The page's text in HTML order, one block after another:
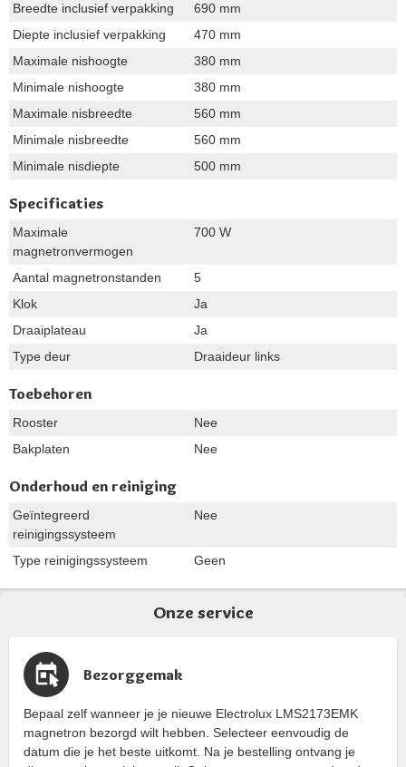
Breedte inclusief verpakking
690 mm
Diepte inclusief verpakking
470 mm
Maximale nishoogte
380 mm
Minimale nishoogte
380 mm
Maximale nisbreedte
560 mm
Minimale nisbreedte
560 mm
Minimale nisdiepte
500 mm
Specificaties
Maximale
magnetronvermogen
700 W
Aantal magnetronstanden
5
Klok
Ja
Draaiplateau
Ja
Type deur
Draaideur links
Toebehoren
Rooster
Nee
Bakplaten
Nee
Onderhoud en reiniging
Geïntegreerd
reinigingssysteem
Nee
Type reinigingssysteem Geen
Onze service
Bezorggemak
Bepaal zelf wanneer je je nieuwe Electrolux LMS2173EMK
magnetron bezorgd wilt hebben. Selecteer eenvoudig de
datum die je het beste uitkomt. Na je bestelling ontvang je